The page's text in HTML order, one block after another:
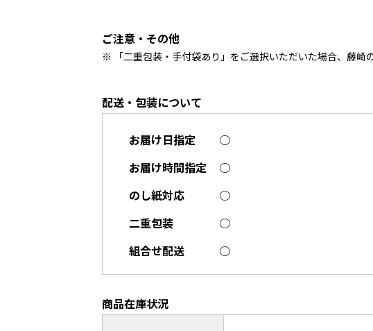
ご注意・その他
※ 「二重包装・手付袋あり」をご選択いただいた場合、藤崎
配送・包装について
お届け日指定
○
お届け時間指定
○
のし紙対応
○
二重包装
○
組合せ配送
○
商品在庫状況